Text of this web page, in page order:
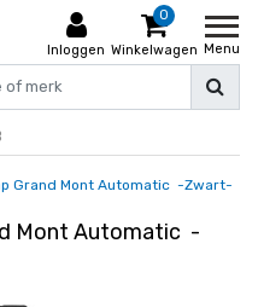
Inloggen
0
Winkelwagen Menu
Grand Mont Automatic -Zwart-
Mont Automatic -